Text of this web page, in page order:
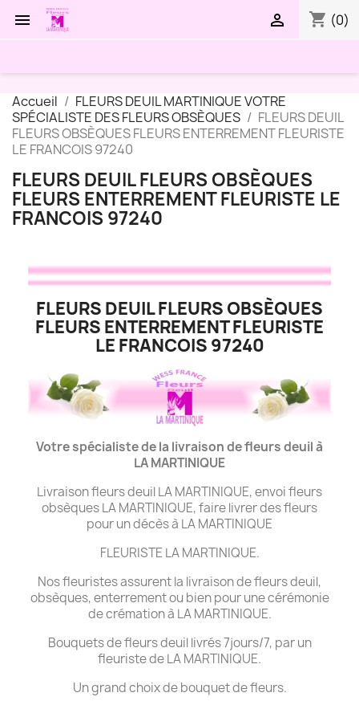
 shopping_cart (0)

Accueil
FLEURS DEUIL MARTINIQUE VOTRE
SPÉCIALISTE DES FLEURS OBSÈQUES
FLEURS DEUIL
FLEURS OBSÈQUES FLEURS ENTERREMENT FLEURISTE
LE FRANCOIS 97240
FLEURS DEUIL FLEURS OBSÈQUES
FLEURS ENTERREMENT FLEURISTE LE
FRANCOIS 97240
FLEURS DEUIL FLEURS OBSÈQUES
FLEURS ENTERREMENT FLEURISTE
LE FRANCOIS 97240
Votre spécialiste de la livraison de fleurs deuil à
LA MARTINIQUE
Livraison fleurs deuil LA MARTINIQUE, envoi fleurs
obsèques LA MARTINIQUE, faire livrer des fleurs
pour un décès à LA MARTINIQUE
FLEURISTE LA MARTINIQUE.
Nos fleuristes assurent la livraison de fleurs deuil,
obsèques, enterrement ou bien pour une cérémonie
de crémation à LA MARTINIQUE.
Bouquets de fleurs deuil livrés 7jours/7, par un
fleuriste de LA MARTINIQUE.
Un grand choix de bouquet de fleurs.